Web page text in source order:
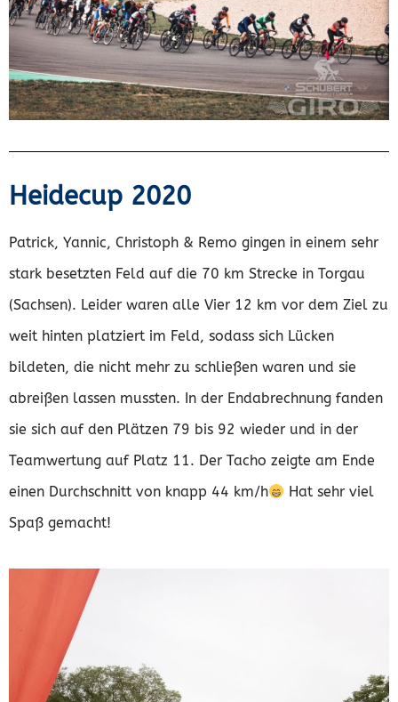
Heidecup 2020
Patrick, Yannic, Christoph & Remo gingen in einem sehr
stark besetzten Feld auf die 70 km Strecke in Torgau
(Sachsen). Leider waren alle Vier 12 km vor dem Ziel zu
weit hinten platziert im Feld, sodass sich Lücken
bildeten, die nicht mehr zu schließen waren und sie
abreißen lassen mussten. In der Endabrechnung fanden
sie sich auf den Plätzen 79 bis 92 wieder und in der
Teamwertung auf Platz 11. Der Tacho zeigte am Ende
einen Durchschnitt von knapp 44 km/h
Hat sehr viel
Spaß gemacht!